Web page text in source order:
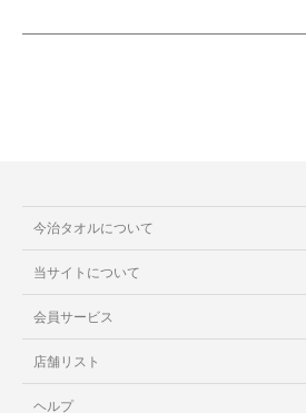
今治タオルについて
当サイトについて
会員サービス
店舗リスト
ヘルプ